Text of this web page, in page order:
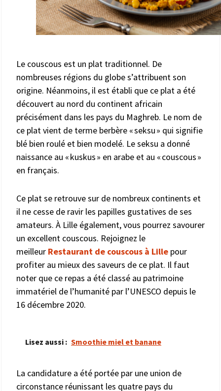
Le couscous est un plat traditionnel. De
nombreuses régions du globe s’attribuent son
origine. Néanmoins, il est établi que ce plat a été
découvert au nord du continent africain
précisément dans les pays du Maghreb. Le nom de
ce plat vient de terme berbère « seksu » qui signifie
blé bien roulé et bien modelé. Le seksu a donné
naissance au « kuskus » en arabe et au « couscous »
en français.
Ce plat se retrouve sur de nombreux continents et
il ne cesse de ravir les papilles gustatives de ses
amateurs. À Lille également, vous pourrez savourer
un excellent couscous. Rejoignez le
meilleur Restaurant de couscous à Lille pour
profiter au mieux des saveurs de ce plat. Il faut
noter que ce repas a été classé au patrimoine
immatériel de l’humanité par l’UNESCO depuis le
16 décembre 2020.
Lisez aussi : Smoothie miel et banane
La candidature a été portée par une union de
circonstance réunissant les quatre pays du